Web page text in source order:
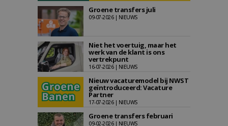
Groene transfers juli
09-07-2026 | NIEUWS
Niet het voertuig, maar het
werk van de klant is ons
vertrekpunt
16-07-2026 | NIEUWS
Nieuw vacaturemodel bij NWST
geïntroduceerd: Vacature
Partner
17-07-2026 | NIEUWS
Groene transfers februari
09-02-2026 | NIEUWS